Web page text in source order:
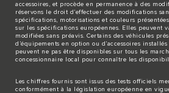
accessoires, et procède en permanence à des
réservons le droit d’effectuer des modifications
spécifications, motorisations et couleurs
sur les spécifications européennes. Elles peuvent
modifiées sans préavis. Certains des véhicules
d’équipements en option ou d’accessoires
peuvent ne pas être disponibles sur tous les
concessionnaire local pour connaître les
Les chiffres fournis sont issus des tests officiels
conformément à la législation européenne en